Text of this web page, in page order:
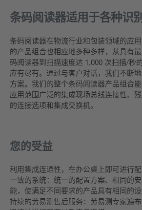
条码阅读器适用于各种识
条码阅读器在物流行业和包装领域的应
的产品组合也相应地多种多样，从具有
码阅读器到扫描速度达 1,000 次扫描/秒
应有尽有。通过与客户对话，我们不断
方案。我们的整个条码阅读器产品组合
应用范围广泛的集成现场总线连接性、
的连接选项和集成交换机。
您的受益
利用集成连通性，在办公桌上即可进行
一致的系统：统一的配置方案、相同的
能，使满足不同要求的产品具有相同的设
持续的劳易测售后服务：劳易测专家遍